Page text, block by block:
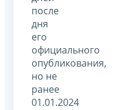
после
дня
его
официального
опубликования,
но не
ранее
01.01.2024